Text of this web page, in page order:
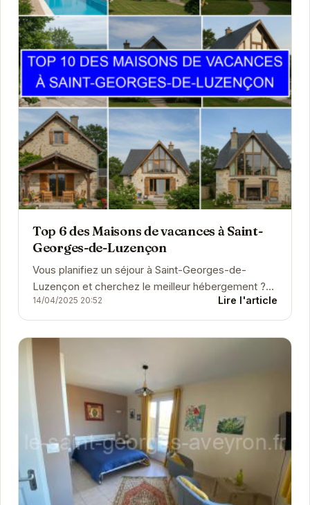
Top 6 des Maisons de vacances à Saint-
Georges-de-Luzençon
Vous planifiez un séjour à Saint-Georges-de-
Luzençon et cherchez le meilleur hébergement ?
Que vous soyez à la recherche d'un hôtel
confortable, d'un...
14/04/2025 20:52 Lire l'article